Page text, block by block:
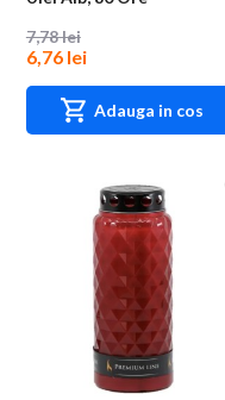
7,78 lei
6,76 lei
Adauga in cos